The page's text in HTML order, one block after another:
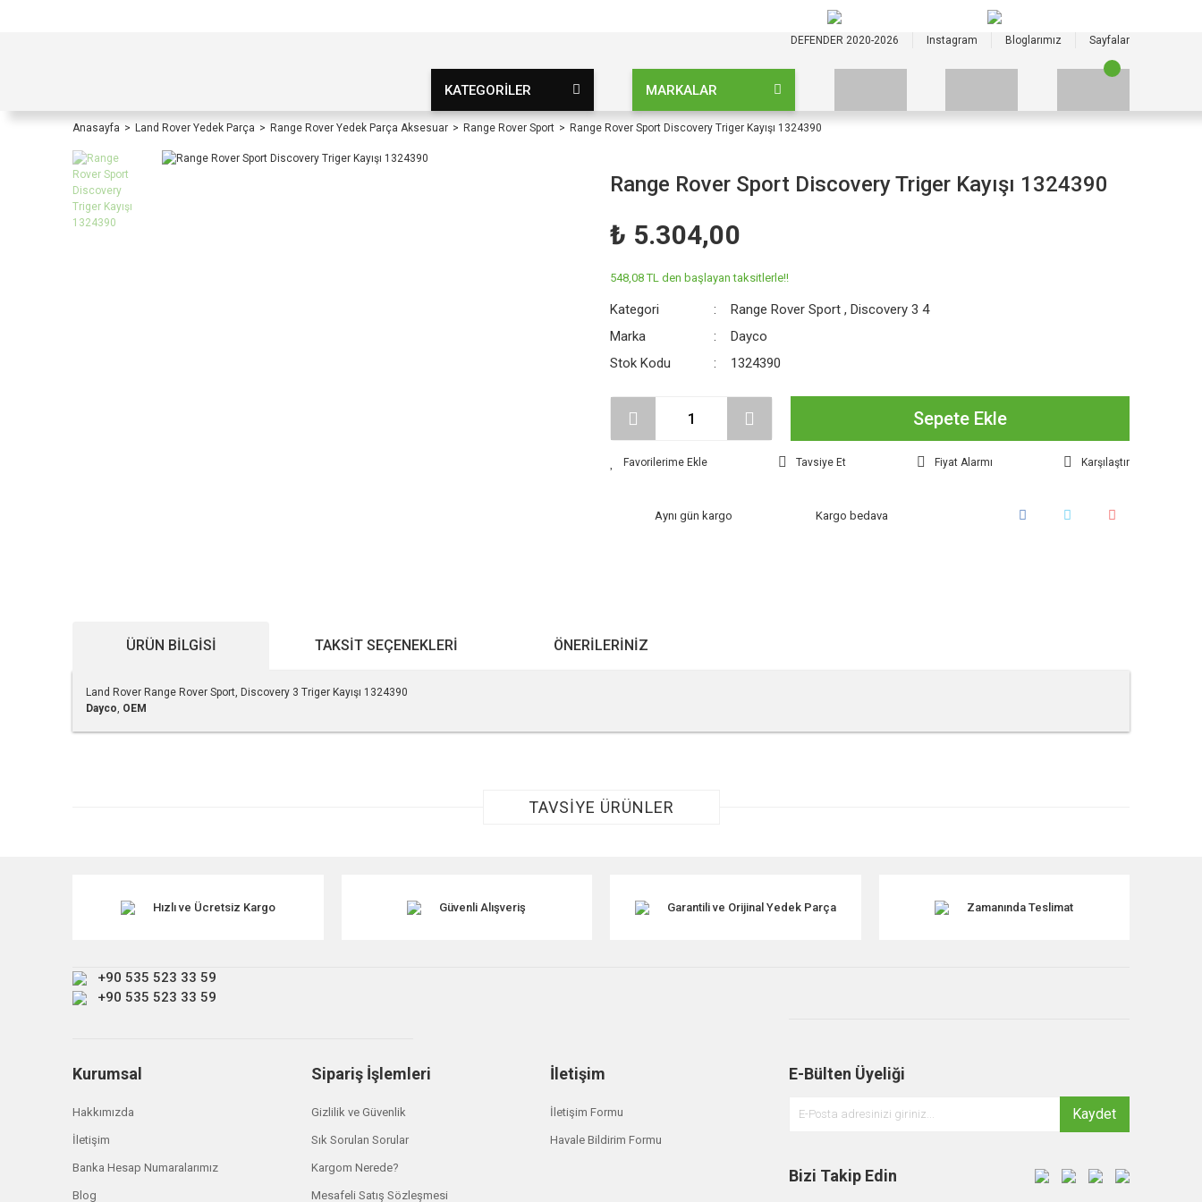
DEFENDER 2020-2026 Instagram Bloglarımız Sayfalar
KATEGORİLER MARKALAR
Anasayfa Land Rover Yedek Parça Range Rover Yedek Parça Aksesuar Range Rover Sport Range Rover Sport Discovery Triger Kayışı 1324390
Range Rover Sport Discovery Triger Kayışı 1324390
₺ 5.304,00
548,08 TL den başlayan taksitlerle!!
Kategori Range Rover Sport ,Discovery 3 4
Marka
Dayco
Stok Kodu
1324390
Sepete Ekle
Tavsiye Et Fiyat Alarmı Karşılaştır
Aynı gün kargo Kargo bedava
ÜRÜN BILGISI TAKSIT SEÇENEKLERI ÖNERILERINIZ
Land Rover Range Rover Sport, Discovery 3 Triger Kayışı 1324390
Dayco, OEM
Bu ürüne benzer farklı alternatifler olmalı.
TAVSİYE ÜRÜNLER
Hızlı ve Ücretsiz Kargo Güvenli Alışveriş Garantili ve Orijinal Yedek Parça Zamanında Teslimat
+90 535 523 33 59
+90 535 523 33 59
Kurumsal
Hakkımızda
İletişim
Banka Hesap Numaralarımız
Blog
Sipariş İşlemleri
Gizlilik ve Güvenlik
Sık Sorulan Sorular
Kargom Nerede?
Mesafeli Satış Sözleşmesi
İletişim
İletişim Formu
Havale Bildirim Formu
E-Bülten Üyeliği
Kaydet
Bizi Takip Edin